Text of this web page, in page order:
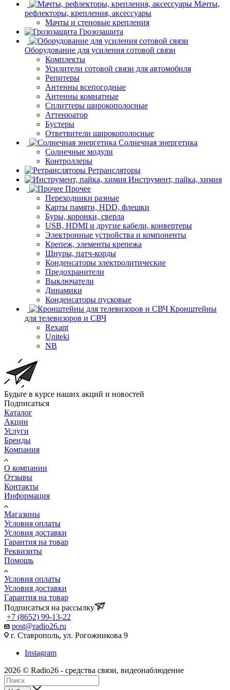
Мачты,
рефлекторы, крепления, аксессуары
Мачты и стеновые крепления
Грозозащита
Оборудование для усиления сотовой связи
Комплекты
Усилители сотовой связи для автомобиля
Репитеры
Антенны всепогодные
Антенны комнатные
Сплиттеры широкополосные
Аттенюатор
Бустеры
Ответвители широкополосные
Солнечная энергетика
Солнечные модули
Контроллеры
Ретрансляторы
Инструмент, пайка, химия
Прочее
Переходники разные
Карты памяти, HDD, флешки
Буры, коронки, сверла
USB, HDMI и другие кабели, конвертеры
Электронные устройства и компоненты
Крепеж, элементы крепежа
Шнуры, патч-корды
Конденсаторы электролитические
Предохранители
Выключатели
Динамики
Конденсаторы пусковые
Кронштейны
для телевизоров и СВЧ
Rexant
Uniteki
NB
Будьте в курсе наших акций и новостей
Подписаться
Каталог
Акции
Услуги
Бренды
Компания
О компании
Отзывы
Контакты
Информация
Магазины
Условия оплаты
Условия доставки
Гарантия на товар
Реквизиты
Помощь
Условия оплаты
Условия доставки
Гарантия на товар
Подписаться на рассылку
+7 (8652) 99-13-22
post@radio26.ru
г. Ставрополь, ул. Рогожникова 9
Instagram
2026 © Radio26 - средства связи, видеонаблюдение